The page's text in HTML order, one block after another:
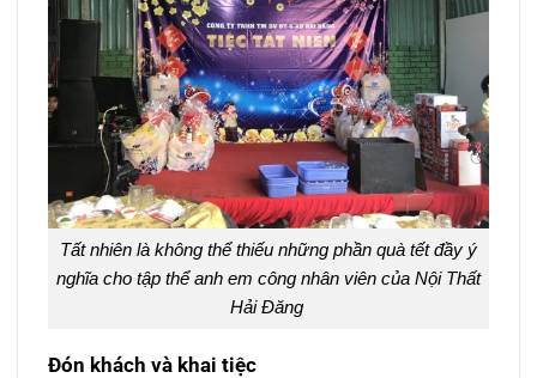
Tất nhiên là không thể thiếu những phần quà tết đầy ý
nghĩa cho tập thể anh em công nhân viên của Nội Thất
Hải Đăng
Đón khách và khai tiệc